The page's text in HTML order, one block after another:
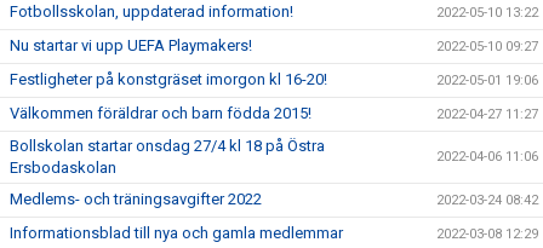
Fotbollsskolan, uppdaterad information! 2022-05-10 13:22
Nu startar vi upp UEFA Playmakers! 2022-05-10 09:27
Festligheter på konstgräset imorgon kl 16-20! 2022-05-01 19:06
Välkommen föräldrar och barn födda 2015! 2022-04-27 11:27
Bollskolan startar onsdag 27/4 kl 18 på Östra
Ersbodaskolan
2022-04-06 11:06
Medlems- och träningsavgifter 2022 2022-03-24 08:42
Informationsblad till nya och gamla medlemmar 2022-03-08 12:29